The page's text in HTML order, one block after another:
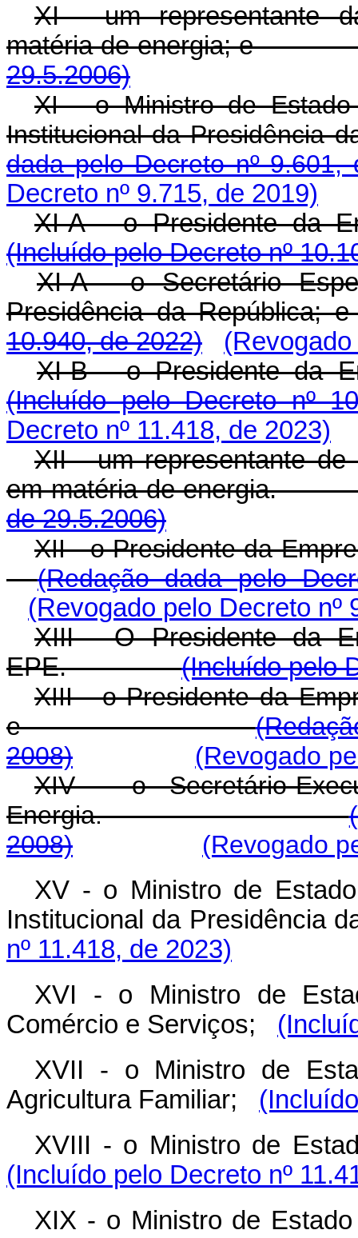
XI - um representante
matéria de energia;
29.5.2006)
XI - o Ministro de
Institucional da
dada pelo Decreto nº 9.601,
Decreto nº 9.715, de 2019)
XI-A - o Presidente da
(Incluído pelo Decreto nº
XI-A - o Secretário
Presidência da
10.940, de 2022)
XI-B - o Presidente da
(Incluído pelo Decreto nº
Decreto nº 11.418, de 2023)
XII - um representante de
em matéria de
de 29.5.2006)
XII - o Presidente da
(Redação dada pelo
(Revogado pelo Decreto nº
XIII - O Presidente da
EPE.(Incluído pelo
XIII - o Presidente da
e
2008)
(Revogado
XIV - o Secretário-
Energia.
2008)
(Revogado
XV - o Ministro de
Institucional da Presidência
nº 11.418, de 2023)
XVI - o Ministro de
Comércio e Serviços;
XVII - o Ministro de
Agricultura Familiar;
XVIII - o Ministro de
(Incluído pelo Decreto nº
XIX - o Ministro de